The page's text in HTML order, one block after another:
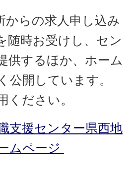
からの求人申し込み
随時お受けし、セン
供するほか、ホーム
公開しています。
ください。
支援センター県西地
ムページ